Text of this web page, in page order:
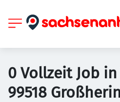
0 Vollzeit Job
99518